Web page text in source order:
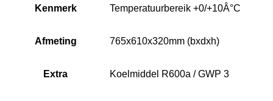
Kenmerk Temperatuurbereik +0/+10Â°C
Afmeting 765x610x320mm (bxdxh)
Extra Koelmiddel R600a / GWP 3